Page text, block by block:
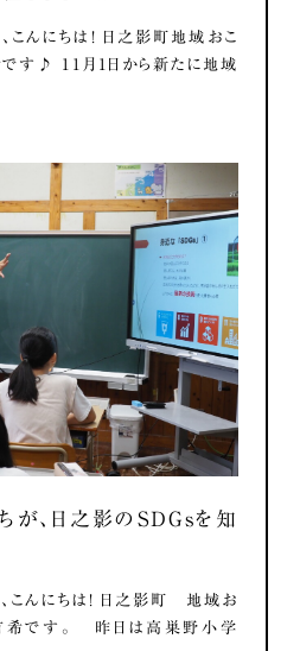
んにちは！ 日之影町地域おこ
す♪ 11月1日から新たに地域
が、日之影のSDGsを知
んにちは！ 日之影町 地域お
希です。 昨日は高巣野小学